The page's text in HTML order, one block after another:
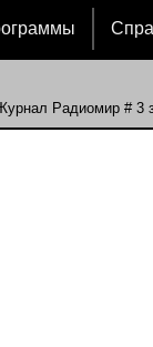
Радиомир # 3